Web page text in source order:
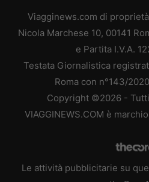
Viagginews.com di
Nicola Marchese 10, 00141
e Partita I.V.A.
Testata Giornalistica
Roma con n°143/
Copyright ©2026 -
VIAGGINEWS.COM è
Le attività pubblicitarie su